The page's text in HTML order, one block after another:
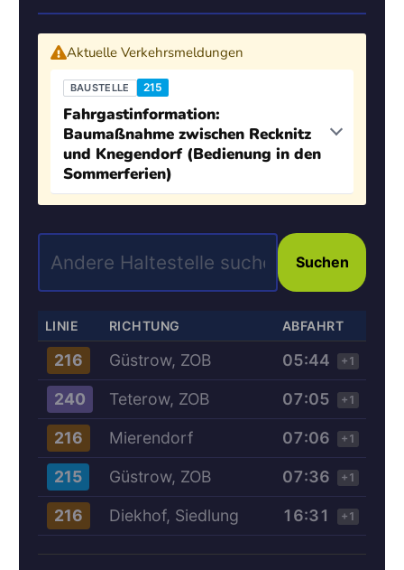
Aktuelle Verkehrsmeldungen
BAUSTELLE 215
Fahrgastinformation:
Baumaßnahme zwischen Recknitz
und Knegendorf (Bedienung in den
Sommerferien)
Suchen
LINIE RICHTUNG ABFAHRT
216 Güstrow, ZOB 05:44 +1
240 Teterow, ZOB 07:05 +1
216 Mierendorf 07:06 +1
215 Güstrow, ZOB 07:36 +1
216 Diekhof, Siedlung 16:31 +1